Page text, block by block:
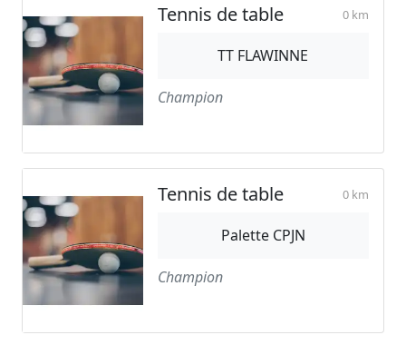
Tennis de table 0 km
TT FLAWINNE
Champion
Tennis de table 0 km
Palette CPJN
Champion